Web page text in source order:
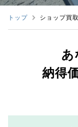
トップ ショップ買
あ
納得